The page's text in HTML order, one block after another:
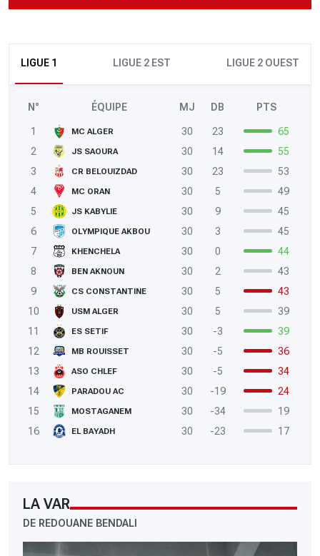
LIGUE 1 LIGUE 2 EST LIGUE 2 OUEST
N° ÉQUIPE MJ DB PTS
1 MC ALGER 30 23
65
2
JS SAOURA 30 14
55
3
CR BELOUIZDAD 30 23
53
4
MC ORAN 30 5
49
5
JS KABYLIE 30 9
45
6
OLYMPIQUE AKBOU 30 3
45
7
KHENCHELA 30 0
44
8
BEN AKNOUN 30 2
43
9
CS CONSTANTINE 30 5
43
10
USM ALGER 30 5
39
11
ES SETIF 30 -3
39
12
MB ROUISSET 30 -5
36
13
ASO CHLEF 30 -5
34
14
PARADOU AC 30 -19
24
15
MOSTAGANEM 30 -34
19
16
EL BAYADH 30 -23 17
LA VAR
DE REDOUANE BENDALI